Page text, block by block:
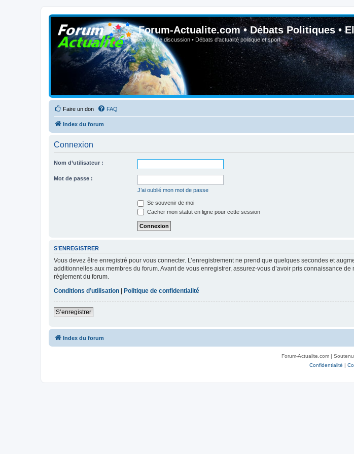
Forum-Actualite.com • Débats Politiques •
Forum de discussion • Débats d'actualité politique et sport
Faire un don FAQ
Index du forum
Connexion
Nom d’utilisateur :
Mot de passe :
J’ai oublié mon mot de passe
Se souvenir de moi
Cacher mon statut en ligne pour cette session
S’ENREGISTRER
Vous devez être enregistré pour vous connecter. L’enregistrement ne prend que quelques secondes et
additionnelles aux membres du forum. Avant de vous enregistrer, assurez-vous d’avoir pris connaissance
règlement du forum.
Conditions d’utilisation | Politique de confidentialité
S’enregistrer
Index du forum
Forum-Actualite.com |
Confidentialité |